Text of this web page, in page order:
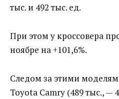
тыс. и 492 тыс. ед.
При этом у кроссовера
ноябре на +101,6%.
Следом за этими
Toyota Camry (489 тыс., —